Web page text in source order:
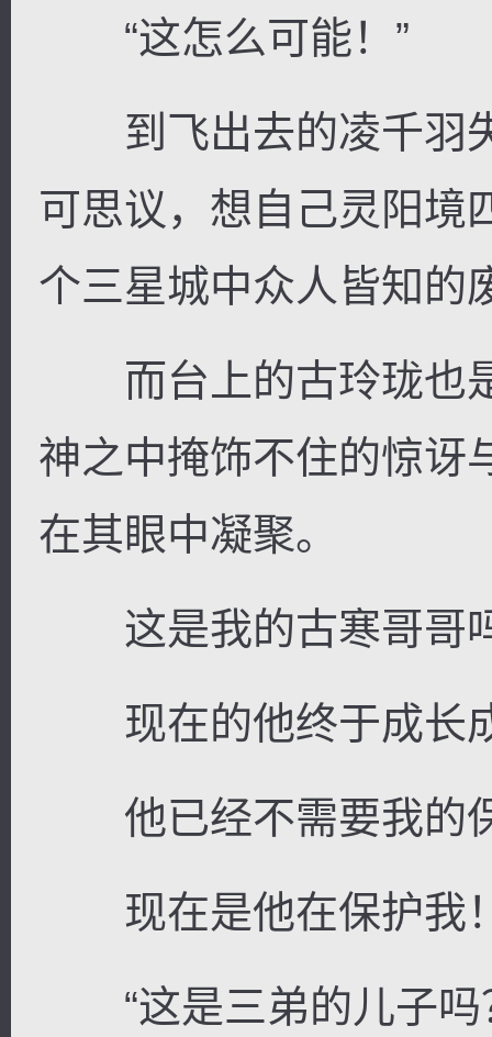
“这怎么可能！”
到飞出去的凌千羽
可思议，想自己灵阳境
个三星城中众人皆知的
而台上的古玲珑也
神之中掩饰不住的惊讶
在其眼中凝聚。
这是我的古寒哥哥
现在的他终于成长
他已经不需要我的
现在是他在保护我
“这是三弟的儿子吗